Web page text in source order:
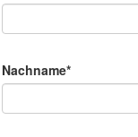
Nachname*